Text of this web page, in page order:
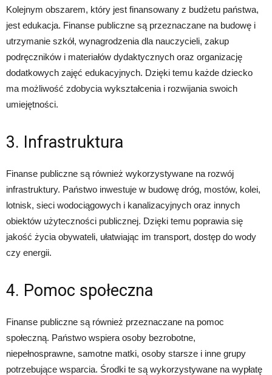
Kolejnym obszarem, który jest finansowany z budżetu państwa,
jest edukacja. Finanse publiczne są przeznaczane na budowę i
utrzymanie szkół, wynagrodzenia dla nauczycieli, zakup
podręczników i materiałów dydaktycznych oraz organizację
dodatkowych zajęć edukacyjnych. Dzięki temu każde dziecko
ma możliwość zdobycia wykształcenia i rozwijania swoich
umiejętności.
3. Infrastruktura
Finanse publiczne są również wykorzystywane na rozwój
infrastruktury. Państwo inwestuje w budowę dróg, mostów, kolei,
lotnisk, sieci wodociągowych i kanalizacyjnych oraz innych
obiektów użyteczności publicznej. Dzięki temu poprawia się
jakość życia obywateli, ułatwiając im transport, dostęp do wody
czy energii.
4. Pomoc społeczna
Finanse publiczne są również przeznaczane na pomoc
społeczną. Państwo wspiera osoby bezrobotne,
niepełnosprawne, samotne matki, osoby starsze i inne grupy
potrzebujące wsparcia. Środki te są wykorzystywane na wypłatę